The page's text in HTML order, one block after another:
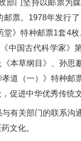
门坚持以邮票为
票。1978年发行
》特种邮票1套4
中国古代科学家》
本草纲目》、孙思
道（一）》特种邮
促进中华优秀传统
有关部门的联系沟
文化。